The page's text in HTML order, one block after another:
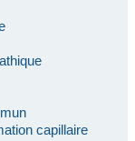
capillaire